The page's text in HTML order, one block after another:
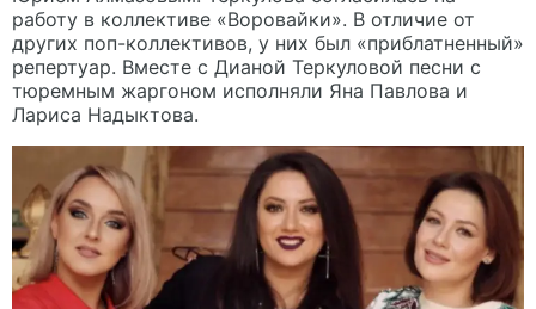
работу в коллективе «Воровайки». В отличие от
других поп-коллективов, у них был «приблатненный»
репертуар. Вместе с Дианой Теркуловой песни с
тюремным жаргоном исполняли Яна Павлова и
Лариса Надыктова.